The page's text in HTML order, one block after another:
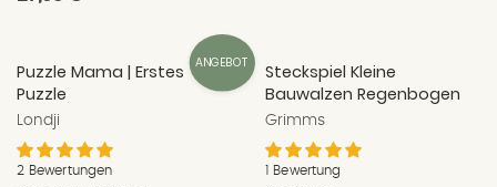
ANGEBOT
Puzzle Mama | Erstes
Puzzle
Londji
2 Bewertungen
Steckspiel Kleine
Bauwalzen Regenbogen
Grimms
1 Bewertung